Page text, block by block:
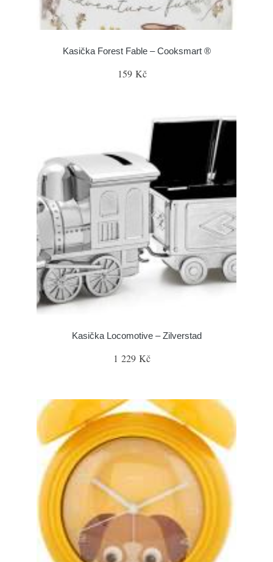
Kasička Forest Fable – Cooksmart ®
159 Kč
Kasička Locomotive – Zilverstad
1 229 Kč